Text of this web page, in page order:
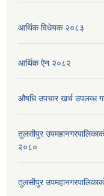
आर्थिक विधेयक २०८३
आर्थिक ऐन २०८२
औषधि उपचार खर्च उपलव्ध
तुलसीपुर
२०८०
तुलसीपुर